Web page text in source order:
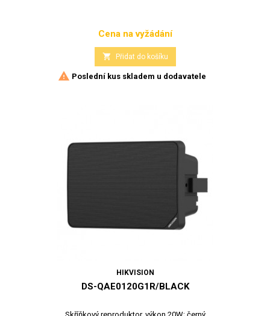
Cena
Cena na vyžádání
 Přidat do košíku
 Poslední kus skladem u dodavatele
HIKVISION
DS-QAE0120G1R/BLACK